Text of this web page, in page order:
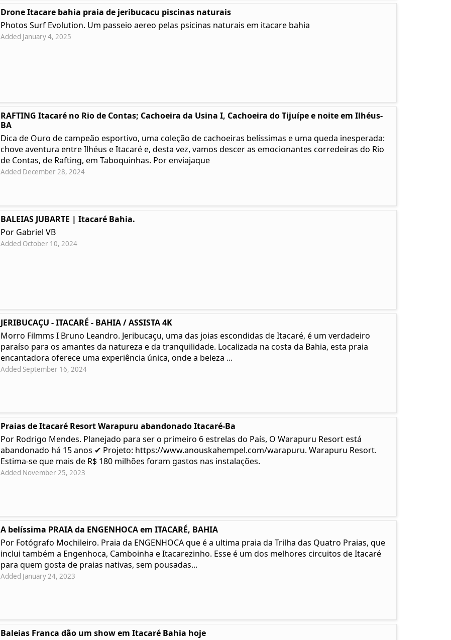
Drone Itacare bahia praia de jeribucacu piscinas naturais
Photos Surf Evolution. Um passeio aereo pelas psicinas naturais em itacare bahia
Added January 4, 2025
RAFTING Itacaré no Rio de Contas; Cachoeira da Usina I, Cachoeira do Tijuípe e noite em Ilhéus-
BA
Dica de Ouro de campeão esportivo, uma coleção de cachoeiras belíssimas e uma queda inesperada:
chove aventura entre Ilhéus e Itacaré e, desta vez, vamos descer as emocionantes corredeiras do Rio
de Contas, de Rafting, em Taboquinhas. Por enviajaque
Added December 28, 2024
BALEIAS JUBARTE | Itacaré Bahia.
Por Gabriel VB
Added October 10, 2024
JERIBUCAÇU - ITACARÉ - BAHIA / ASSISTA 4K
Morro Filmms I Bruno Leandro. Jeribucaçu, uma das joias escondidas de Itacaré, é um verdadeiro
paraíso para os amantes da natureza e da tranquilidade. Localizada na costa da Bahia, esta praia
encantadora oferece uma experiência única, onde a beleza ...
Added September 16, 2024
Praias de Itacaré Resort Warapuru abandonado Itacaré-Ba
Por Rodrigo Mendes. Planejado para ser o primeiro 6 estrelas do País, O Warapuru Resort está
abandonado há 15 anos ✔ Projeto: https://www.anouskahempel.com/warapuru. Warapuru Resort.
Estima-se que mais de R$ 180 milhões foram gastos nas instalações.
Added November 25, 2023
A belíssima PRAIA da ENGENHOCA em ITACARÉ, BAHIA
Por Fotógrafo Mochileiro. Praia da ENGENHOCA que é a ultima praia da Trilha das Quatro Praias, que
inclui também a Engenhoca, Camboinha e Itacarezinho. Esse é um dos melhores circuitos de Itacaré
para quem gosta de praias nativas, sem pousadas...
Added January 24, 2023
Baleias Franca dão um show em Itacaré Bahia hoje